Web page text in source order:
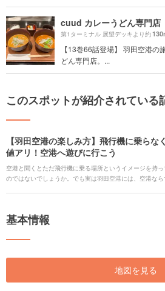
cuud カレーうどん専門店
第1ターミナル 展望デッキより約
【13巻66話登場】 羽田空港の
どん専門店。...
このスポットが紹介されている
【羽田空港の楽しみ方】飛行機に乗らな
値アリ！空港へ遊びに行こう
空港と聞くとただ飛行機に乗る場所というイメージを持
のではないでしょうか。でも実は羽田空港には、空港な
基本情報
地図を見る